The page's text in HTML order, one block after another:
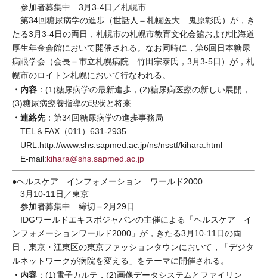
参加者募集中 3月3-4日／札幌市
第34回糖尿病学の進歩（世話人＝札幌医大 鬼原彰氏）が，き
たる3月3-4日の両日，札幌市の札幌市教育文化会館および北海道
厚生年金会館において開催される。なお同時に，第6回日本糖尿
病眼学会（会長＝市立札幌病院 竹田宗泰氏，3月3-5日）が，札
幌市のロイトン札幌において行なわれる。
・内容 ：(1)糖尿病学の最新進歩，(2)糖尿病医療の新しい展開，
(3)糖尿病療養指導の現状と将来
・連絡先：第34回糖尿病学の進歩事務局
TEL＆FAX（011）631-2935
URL:http://www.shs.sapmed.ac.jp/ns/nsstf/kihara.html
E-mail:kihara@shs.sapmed.ac.jp
●ヘルスケア インフォメーション ワールド2000
3月10-11日／東京
参加者募集中 締切＝2月29日
IDGワールドエキスポジャパンの主催による「ヘルスケア イ
ンフォメーションワールド2000」が，きたる3月10-11日の両
日，東京・江東区の東京ファッションタウンにおいて，「デジタ
ルネットワークが病院を変える」をテーマに開催される。
・内容 ：(1)電子カルテ，(2)画像データシステムとファイリン